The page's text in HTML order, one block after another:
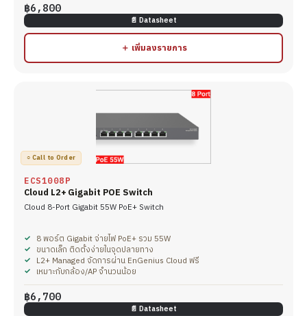
฿6,800
📄 Datasheet
＋ เพิ่มลงรายการ
○ Call to Order
ECS1008P
Cloud L2+ Gigabit POE Switch
Cloud 8-Port Gigabit 55W PoE+ Switch
8 พอร์ต Gigabit จ่ายไฟ PoE+ รวม 55W
ขนาดเล็ก ติดตั้งง่ายในจุดปลายทาง
L2+ Managed จัดการผ่าน EnGenius Cloud ฟรี
เหมาะกับกล้อง/AP จำนวนน้อย
฿6,700
📄 Datasheet